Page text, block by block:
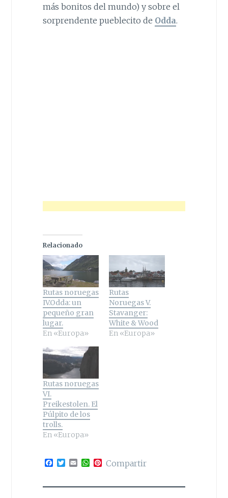
más bonitos del mundo) y sobre el
sorprendente pueblecito de Odda.
Relacionado
Rutas noruegas
IV.Odda: un
pequeño gran
lugar.
En «Europa»
Rutas
Noruegas V.
Stavanger:
White & Wood
En «Europa»
Rutas noruegas
VI.
Preikestolen. El
Púlpito de los
trolls.
En «Europa»
F
e
T
t
E
i
W
t
P
t
Compartir